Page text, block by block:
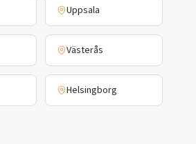
Uppsala
Västerås
Helsingborg